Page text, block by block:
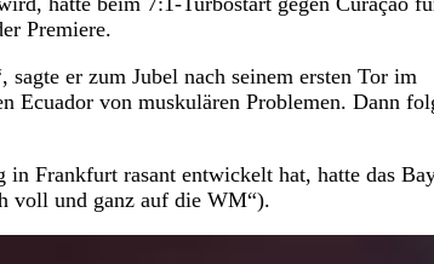
Premiere.
er zum Jubel nach seinem ersten Tor im
Ecuador von muskulären Problemen. Dann
Frankfurt rasant entwickelt hat, hatte das
voll und ganz auf die WM“).